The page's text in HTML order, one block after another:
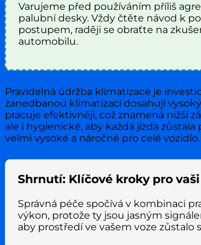
Varujeme před používáním příliš
palubní desky. Vždy čtěte návod k
postupem, raději se obraťte na
automobilu.
Pravidelná údržba klimatizace je
zanedbanou klimatizací dosahují
pracuje efektivněji, což znamená nižší
ale i hygienické, aby každá jízda
velmi vysoké a náročné pro celé vozidlo.
Shrnutí: Klíčové kroky pro
Správná péče spočívá v kombinaci
výkon, protože ty jsou jasným
aby prostředí ve vašem voze